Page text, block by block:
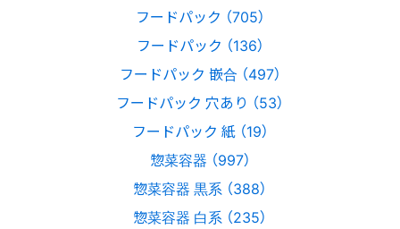
フードパック （705）
フードパック （136）
フードパック 嵌合 （497）
フードパック 穴あり （53）
フードパック 紙 （19）
惣菜容器 （997）
惣菜容器 黒系 （388）
惣菜容器 白系 （235）